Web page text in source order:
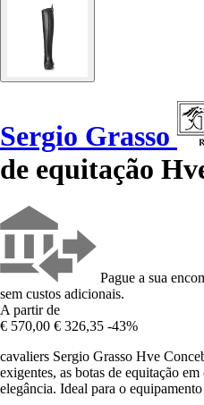
Sergio Grasso
de equitação
Pague a sua
sem custos adicionais.
A partir de
€ 570,00 € 326,35 -43%
cavaliers Sergio Grasso Hve
exigentes, as botas de equitação
elegância. Ideal para o equipamento